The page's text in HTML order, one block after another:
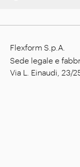
Flexform S.p.A.
Sede legale e
Via L. Einaudi, 23/